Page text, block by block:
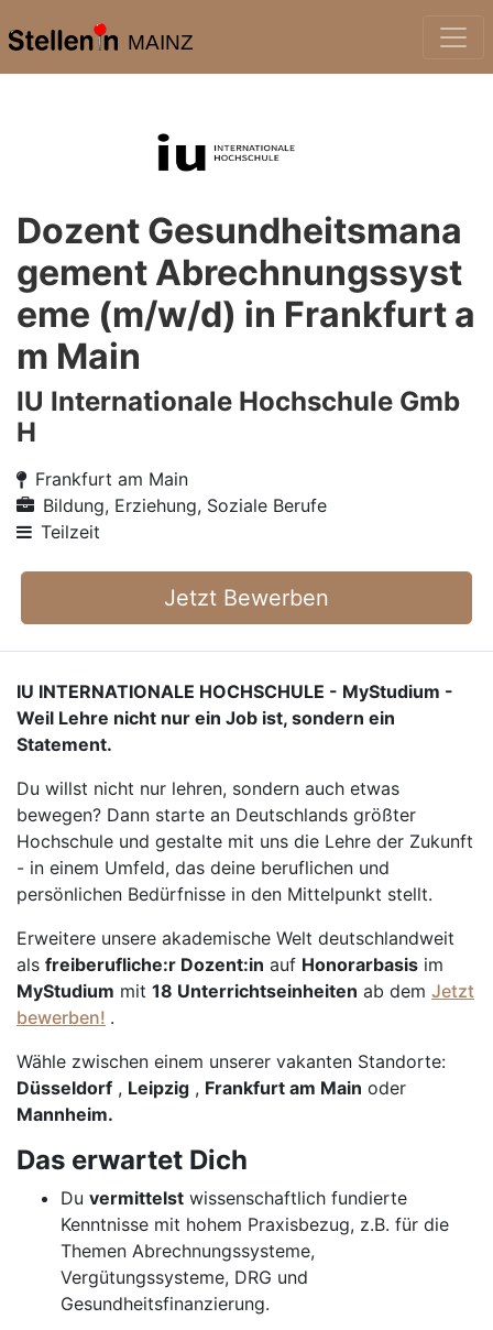
MAINZ
Dozent Gesundheitsmana
gement Abrechnungssyst
eme (m/w/d) in Frankfurt a
m Main
IU Internationale Hochschule Gmb
H
Frankfurt am Main
Bildung, Erziehung, Soziale Berufe
Teilzeit
Jetzt Bewerben
IU INTERNATIONALE HOCHSCHULE - MyStudium -
Weil Lehre nicht nur ein Job ist, sondern ein
Statement.
Du willst nicht nur lehren, sondern auch etwas
bewegen? Dann starte an Deutschlands größter
Hochschule und gestalte mit uns die Lehre der Zukunft
- in einem Umfeld, das deine beruflichen und
persönlichen Bedürfnisse in den Mittelpunkt stellt.
Erweitere unsere akademische Welt deutschlandweit
als freiberufliche:r Dozent:in auf Honorarbasis im
MyStudium mit 18 Unterrichtseinheiten ab dem Jetzt
bewerben! .
Wähle zwischen einem unserer vakanten Standorte:
Düsseldorf , Leipzig , Frankfurt am Main oder
Mannheim.
Das erwartet Dich
Du vermittelst wissenschaftlich fundierte
Kenntnisse mit hohem Praxisbezug, z.B. für die
Themen Abrechnungssysteme,
Vergütungssysteme, DRG und
Gesundheitsfinanzierung.